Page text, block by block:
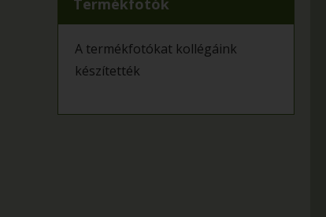
Termékfotók
A termékfotókat kollégáink
készítették